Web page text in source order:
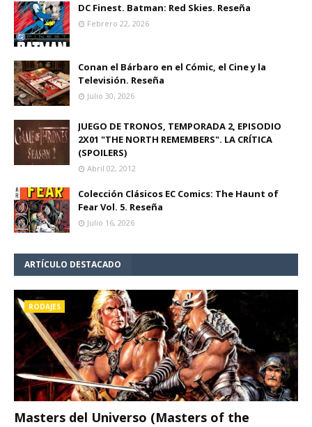
DC Finest. Batman: Red Skies. Reseña
Febrero 22, 2026
Conan el Bárbaro en el Cómic, el Cine y la
Televisión. Reseña
Julio 30, 2026
JUEGO DE TRONOS, TEMPORADA 2, EPISODIO
2X01 "THE NORTH REMEMBERS". LA CRÍTICA
(SPOILERS)
Abril 02, 2012
Colección Clásicos EC Comics: The Haunt of
Fear Vol. 5. Reseña
Julio 16, 2026
ARTÍCULO DESTACADO
RODAJES
Masters del Universo (Masters of the